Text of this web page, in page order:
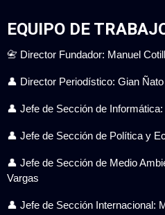
EQUIPO DE
📇 Director Fundador: Manuel
👤 Director Periodístico: Gian Ñato
👤 Jefe de Sección de
👤 Jefe de Sección de Política y
👤 Jefe de Sección de Medio
Vargas
👤 Jefe de Sección Internacional: